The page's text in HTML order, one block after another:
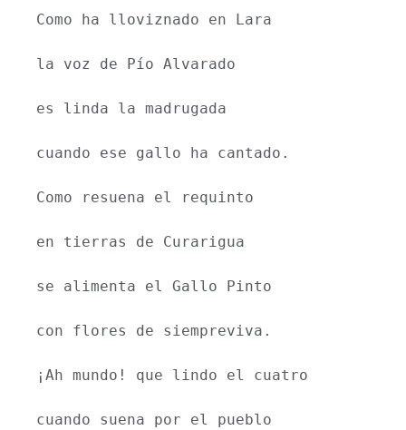
Como ha lloviznado en Lara
la voz de Pío Alvarado
es linda la madrugada
cuando ese gallo ha cantado.
Como resuena el requinto
en tierras de Curarigua
se alimenta el Gallo Pinto
con flores de siempreviva.
¡Ah mundo! que lindo el cuatro
cuando suena por el pueblo